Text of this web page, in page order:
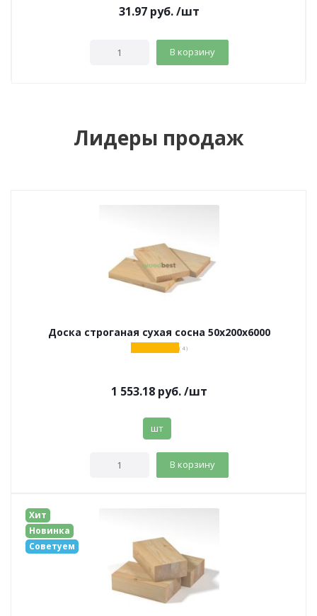
31.97руб. /шт
В корзину
Лидеры продаж
Доска строганая сухая сосна 50х200х6000
( 4 )
1 553.18руб. /шт
шт
В корзину
Хит
Новинка
Советуем